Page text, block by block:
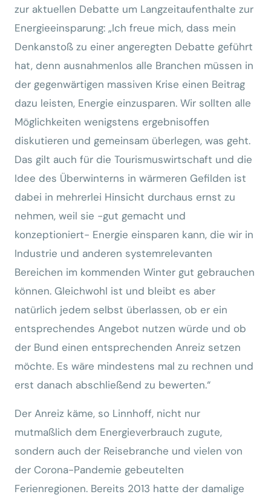
zur aktuellen Debatte um Langzeitaufenthalte zur
Energieeinsparung: „Ich freue mich, dass mein
Denkanstoß zu einer angeregten Debatte geführt
hat, denn ausnahmenlos alle Branchen müssen in
der gegenwärtigen massiven Krise einen Beitrag
dazu leisten, Energie einzusparen. Wir sollten alle
Möglichkeiten wenigstens ergebnisoffen
diskutieren und gemeinsam überlegen, was geht.
Das gilt auch für die Tourismuswirtschaft und die
Idee des Überwinterns in wärmeren Gefilden ist
dabei in mehrerlei Hinsicht durchaus ernst zu
nehmen, weil sie -gut gemacht und
konzeptioniert- Energie einsparen kann, die wir in
Industrie und anderen systemrelevanten
Bereichen im kommenden Winter gut gebrauchen
können. Gleichwohl ist und bleibt es aber
natürlich jedem selbst überlassen, ob er ein
entsprechendes Angebot nutzen würde und ob
der Bund einen entsprechenden Anreiz setzen
möchte. Es wäre mindestens mal zu rechnen und
erst danach abschließend zu bewerten.“
Der Anreiz käme, so Linnhoff, nicht nur
mutmaßlich dem Energieverbrauch zugute,
sondern auch der Reisebranche und vielen von
der Corona-Pandemie gebeutelten
Ferienregionen. Bereits 2013 hatte der damalige